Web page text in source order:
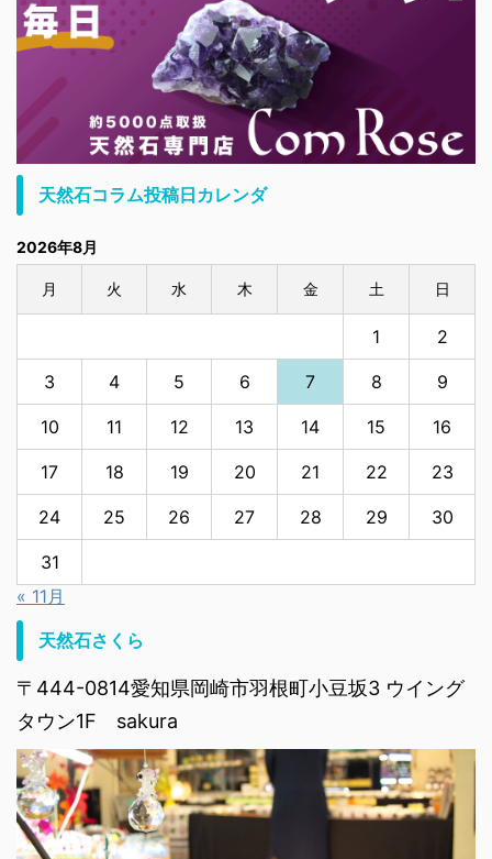
天然石コラム投稿日カレンダ
2026年8月
月 火 水 木 金 土 日
1 2
3 4 5 6 7 8 9
10 11 12 13 14 15 16
17 18 19 20 21 22 23
24 25 26 27 28 29 30
31
« 11月
天然石さくら
〒444-0814愛知県岡崎市羽根町小豆坂3 ウイング
タウン1F sakura